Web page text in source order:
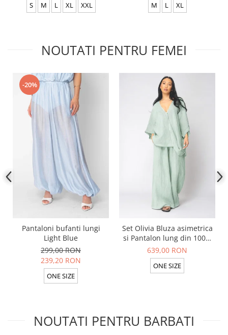
S M L XL XXL M L XL
NOUTATI PENTRU FEMEI
-20%
Pantaloni bufanti lungi
Light Blue
299,00 RON
239,20 RON
ONE SIZE
Set Olivia Bluza asimetrica
si Pantalon lung din 100%
in Light Olive
639,00 RON
ONE SIZE
NOUTATI PENTRU BARBATI